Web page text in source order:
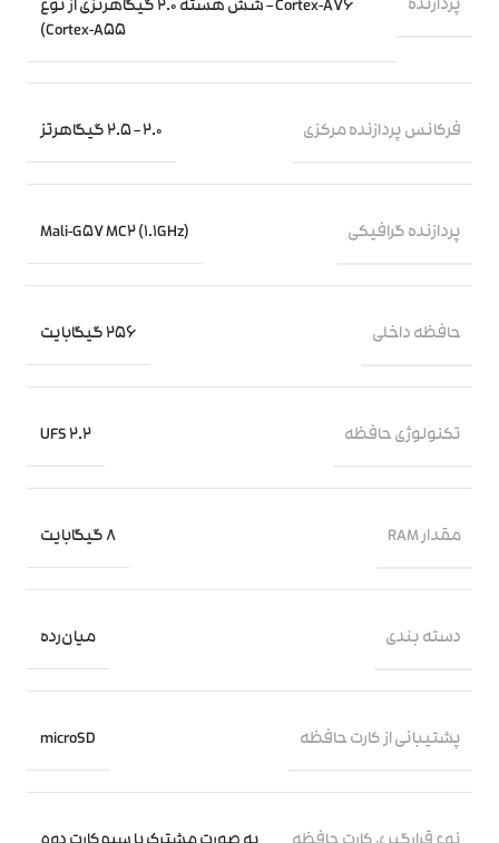
پردازنده‌
Cortex-A76 – شش هسته 2.0 گیگاهرتزی از نوع
Cortex-A55)
فرکانس پردازنده‌ مرکزی 2.0 – 2.5 گیگاهرتز
پردازنده‌ گرافیکی Mali-G57 MC2 (1.1GHz)
حافظه داخلی 256 گیگابایت
تکنولوژی حافظه UFS 2.2
مقدار RAM 8 گیگابایت
دسته ‌بندی ‌میان‌رده
پشتیبانی از کارت حافظه microSD